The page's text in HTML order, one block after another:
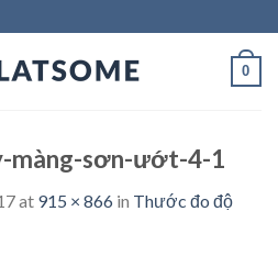
0
màng-sơn-ướt-4-1
at 915 × 866 in Thước đo độ